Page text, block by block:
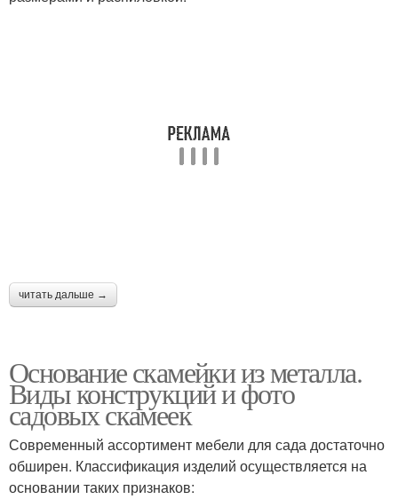
читать дальше →
Основание скамейки из металла.
Виды конструкций и фото
садовых скамеек
Современный ассортимент мебели для сада достаточно
обширен. Классификация изделий осуществляется на
основании таких признаков: